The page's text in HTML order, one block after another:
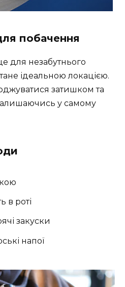
побачення
для незабутнього
ідеальною локацією.
затишком та
у самому
в роті
закуски
напої